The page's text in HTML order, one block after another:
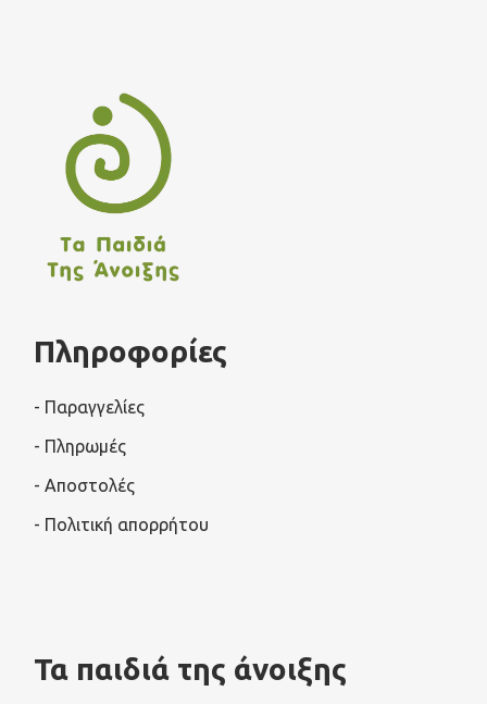
Πληροφορίες
- Παραγγελίες
- Πληρωμές
- Αποστολές
- Πολιτική απορρήτου
Τα παιδιά της άνοιξης